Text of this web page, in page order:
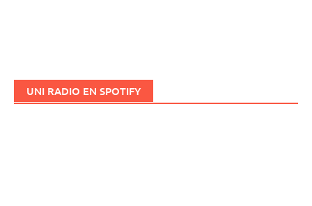
UNI RADIO EN SPOTIFY